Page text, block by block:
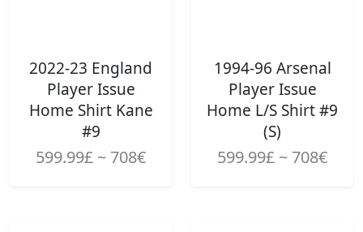
2022-23 England
Player Issue
Home Shirt Kane
#9
599.99£ ~ 708€
1994-96 Arsenal
Player Issue
Home L/S Shirt #9
(S)
599.99£ ~ 708€